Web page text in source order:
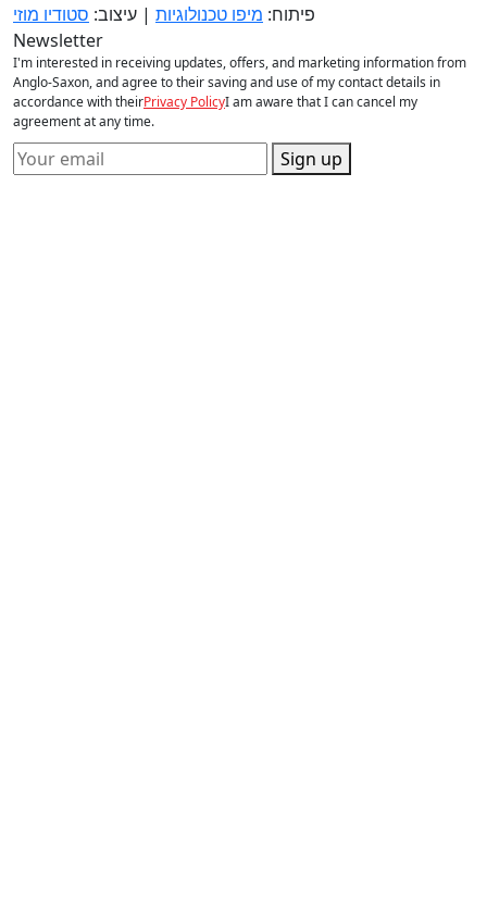
פיתוח: מיפו טכנולוגיות | עיצוב: סטודיו מוזי
Newsletter
I'm interested in receiving updates, offers, and marketing information from
Anglo-Saxon, and agree to their saving and use of my contact details in
accordance with theirPrivacy PolicyI am aware that I can cancel my
agreement at any time.
Sign up